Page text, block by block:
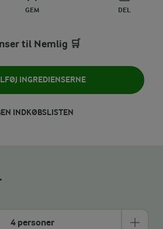
GEM DEL
til Nemlig 🛒
INGREDIENSERNE
INDKØBSLISTEN
4 personer